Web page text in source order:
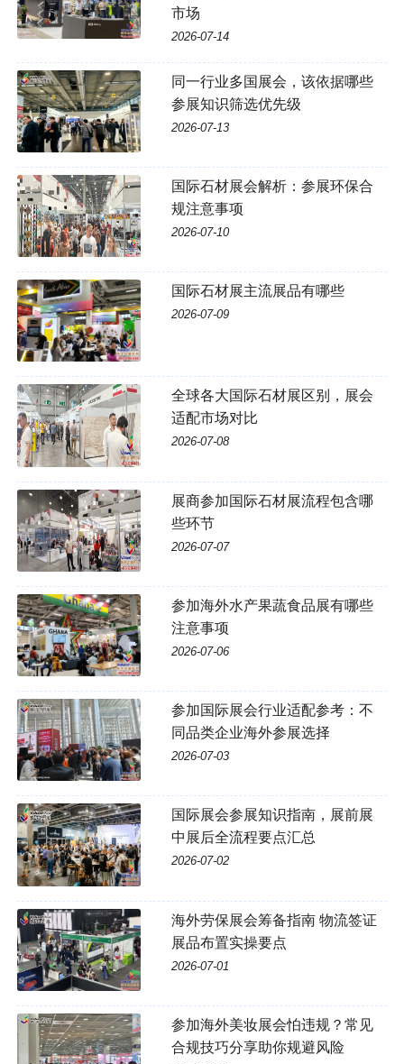
市场
2026-07-14
同一行业多国展会，该依据哪些
参展知识筛选优先级
2026-07-13
国际石材展会解析：参展环保合
规注意事项
2026-07-10
国际石材展主流展品有哪些
2026-07-09
全球各大国际石材展区别，展会
适配市场对比
2026-07-08
展商参加国际石材展流程包含哪
些环节
2026-07-07
参加海外水产果蔬食品展有哪些
注意事项
2026-07-06
参加国际展会行业适配参考：不
同品类企业海外参展选择
2026-07-03
国际展会参展知识指南，展前展
中展后全流程要点汇总
2026-07-02
海外劳保展会筹备指南 物流签证
展品布置实操要点
2026-07-01
参加海外美妆展会怕违规？常见
合规技巧分享助你规避风险